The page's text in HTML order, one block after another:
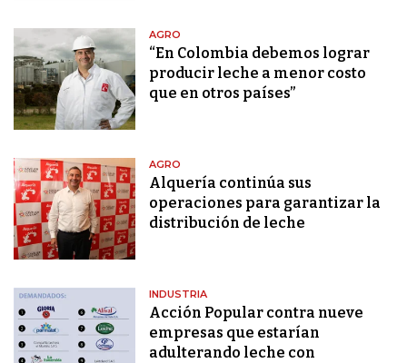
AGRO
“En Colombia debemos lograr
producir leche a menor costo
que en otros países”
AGRO
Alquería continúa sus
operaciones para garantizar la
distribución de leche
INDUSTRIA
Acción Popular contra nueve
empresas que estarían
adulterando leche con